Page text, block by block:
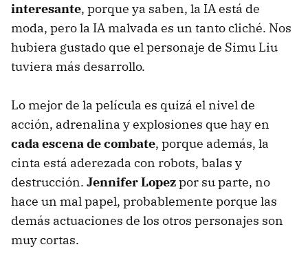
interesante, porque ya saben, la IA está de
moda, pero la IA malvada es un tanto cliché. Nos
hubiera gustado que el personaje de Simu Liu
tuviera más desarrollo.
Lo mejor de la película es quizá el nivel de
acción, adrenalina y explosiones que hay en
cada escena de combate, porque además, la
cinta está aderezada con robots, balas y
destrucción. Jennifer Lopezpor su parte, no
hace un mal papel, probablemente porque las
demás actuaciones de los otros personajes son
muy cortas.